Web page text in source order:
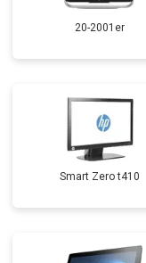
20-2001er
Smart Zero t410